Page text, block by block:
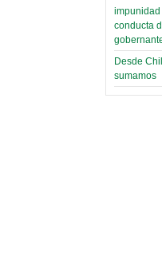
conducta
Desde
sumamos